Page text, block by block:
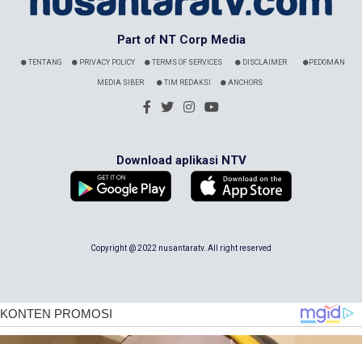
Part of NT Corp Media
TENTANG PRIVACY POLICY TERMS OF SERVICES DISCLAIMER PEDOMAN
MEDIA SIBER TIM REDAKSI ANCHORS
Download aplikasi NTV
Copyright @ 2022 nusantaratv. All right reserved